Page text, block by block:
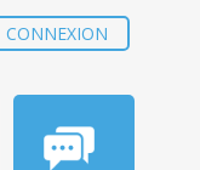
CONNEXION